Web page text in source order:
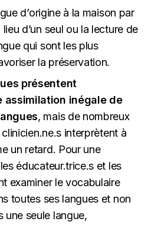
d’origine à la maison par
d’un seul ou la lecture de
qui sont les plus
la préservation.
présentent
assimilation inégale de
, mais de nombreux
interprètent à
un retard. Pour une
éducateur.trice.s et les
examiner le vocabulaire
toutes ses langues et non
une seule langue,